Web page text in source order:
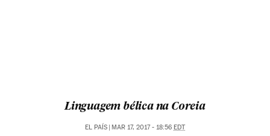
Linguagem bélica na Coreia
EL PAÍS MAR 17, 2017 - 18:56 EDT